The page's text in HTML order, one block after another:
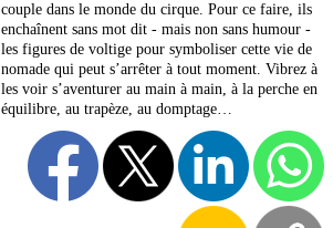
couple dans le monde du cirque. Pour ce faire, ils
enchaînent sans mot dit - mais non sans humour -
les figures de voltige pour symboliser cette vie de
nomade qui peut s’arrêter à tout moment. Vibrez à
les voir s’aventurer au main à main, à la perche en
équilibre, au trapèze, au domptage…